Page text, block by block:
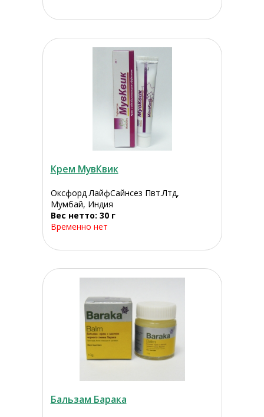
Крем МувКвик
Оксфорд ЛайфСайнсез Пвт.Лтд,
Мумбай, Индия
Вес нетто: 30 г
Временно нет
Бальзам Барака